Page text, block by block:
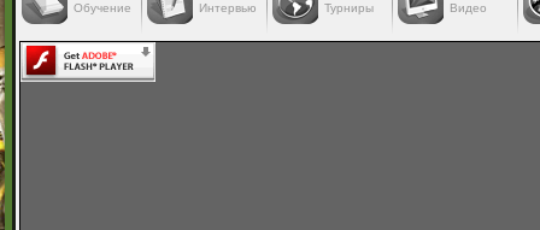
Обучение
Интервью
Турниры
Видео